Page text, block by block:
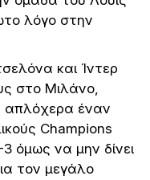
λόγο στην
και Ίντερ
στο Μιλάνο,
έναν
Champions
όμως να μην δίνει
τον μεγάλο